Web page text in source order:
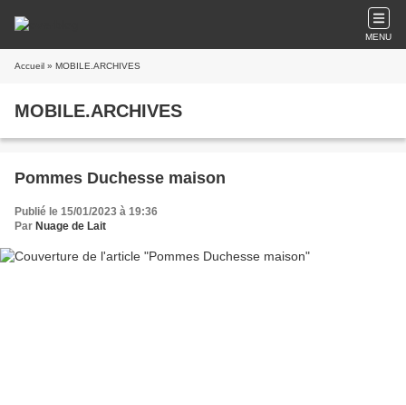
MENU
Accueil » MOBILE.ARCHIVES
MOBILE.ARCHIVES
Pommes Duchesse maison
Publié le 15/01/2023 à 19:36
Par Nuage de Lait